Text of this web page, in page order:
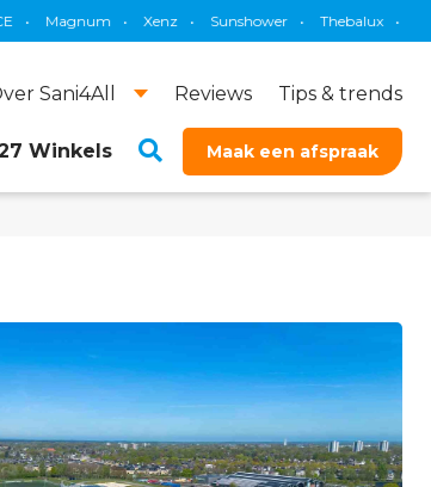
• Xenz • Sunshower • Thebalux • Brauer
Sani4All Reviews Tips & trends
Winkels Maak een afspraak